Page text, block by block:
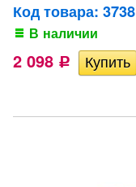
Код товара: 3738
В наличии
2 098 Р